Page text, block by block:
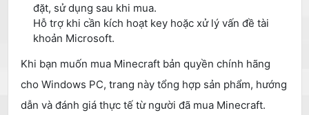
đặt, sử dụng sau khi mua.
Hỗ trợ khi cần kích hoạt key hoặc xử lý vấn đề tài
khoản Microsoft.
Khi bạn muốn mua Minecraft bản quyền chính hãng
cho Windows PC, trang này tổng hợp sản phẩm, hướng
dẫn và đánh giá thực tế từ người đã mua Minecraft.